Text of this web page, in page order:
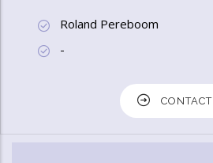
Roland Pereboom
-
CONTACT